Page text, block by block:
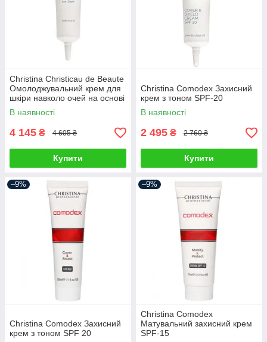
Christina Christicau de Beaute
Омолоджувальний крем для
шкіри навколо очей на основі
екстрактів винограду
В наявності
4 145 ₴ 4 605 ₴
Купити
Christina Comodex Захисний
крем з тоном SPF-20
В наявності
2 495 ₴ 2 760 ₴
Купити
–9%
Christina Comodex Захисний
крем з тоном SPF 20
–9%
Christina Comodex
Матувальний захисний крем
SPF-15